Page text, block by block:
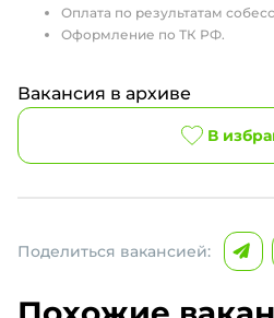
Оплата по результатам
Оформление по ТК РФ.
Вакансия в архиве
В
Поделиться вакансией: